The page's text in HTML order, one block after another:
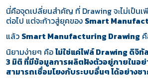
นี่คือจุดเปลี่ยนสำคัญ ที่ Drawing จะไม่เป็น
ต่อไป แต่จะก้าวสู่ยุคของ Smart
แล้ว Smart Manufacturing Drawing
นิยามง่ายๆ คือไม่ใช่แค่ไฟล์ Drawing ดิจิ
3 มิติ ที่มีข้อมูลการผลิตฝังตัวอยู่ภายในอ
สามารถเชื่อมโยงกับระบบอื่นๆ ได้อย่างช